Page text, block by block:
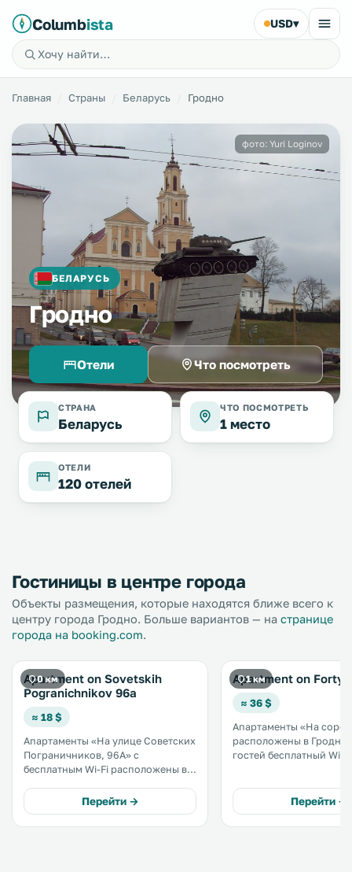
Columbista USD▾
Главная Страны Беларусь Гродно
БЕЛАРУСЬ
Гродно
Отели Что посмотреть
фото: Yuri Loginov
СТРАНА
Беларусь
ЧТО ПОСМОТРЕТЬ
1 место
ОТЕЛИ
120 отелей
Гостиницы в центре города
Объекты размещения, которые находятся ближе всего к
центру города Гродно. Больше вариантов — на странице
города на booking.com.
0 км
Apartment on Sovetskih
Pogranichnikov 96a
≈ 18 $
Апартаменты «На улице Советских
Пограничников, 96А» с
бесплатным Wi-Fi расположены в
курортного города
Друскининкай. .
Перейти →
1 км
Apartment on Forty
≈ 36 $
Апартаменты «На
расположены в Гродно. К услугам
гостей бесплатный Wi-
апартаментах имеется
микроволновой печью
холодильником. .
Перейти →